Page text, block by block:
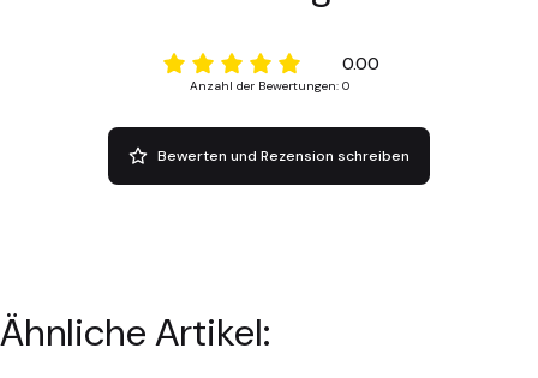
0.00
Anzahl der Bewertungen: 0
Bewerten und Rezension schreiben
Ähnliche Artikel: